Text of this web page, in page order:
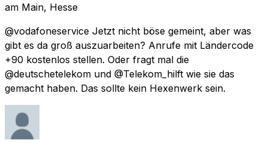
am Main, Hesse
@vodafoneservice Jetzt nicht böse gemeint, aber was
gibt es da groß auszuarbeiten? Anrufe mit Ländercode
+90 kostenlos stellen. Oder fragt mal die
@deutschetelekom und @Telekom_hilft wie sie das
gemacht haben. Das sollte kein Hexenwerk sein.